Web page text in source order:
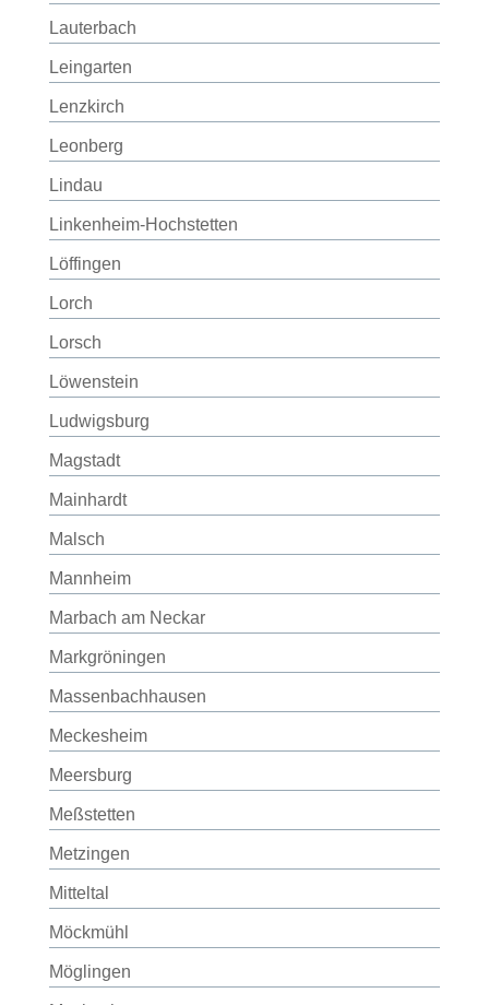
Lauterbach
Leingarten
Lenzkirch
Leonberg
Lindau
Linkenheim-Hochstetten
Löffingen
Lorch
Lorsch
Löwenstein
Ludwigsburg
Magstadt
Mainhardt
Malsch
Mannheim
Marbach am Neckar
Markgröningen
Massenbachhausen
Meckesheim
Meersburg
Meßstetten
Metzingen
Mitteltal
Möckmühl
Möglingen